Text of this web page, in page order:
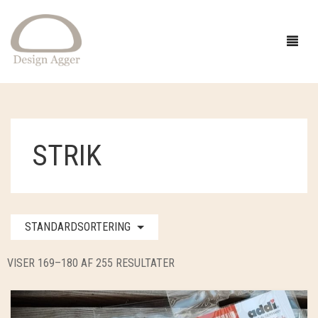
GAVEIDÉER
STRIK
GARN
CAMAROSE
OPSKRIFTER
TØJ
ACCESSORIES
SMYKKER OG HÅR
BUTIK
EVENTS
INSPIRATION
OM
STRIK
STANDARDSORTERING
VISER 169–180 AF 255 RESULTATER